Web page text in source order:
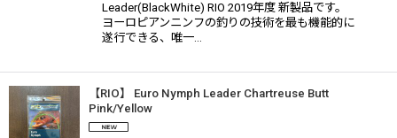
Leader(BlackWhite) RIO 2019年度 新製品です。
ヨーロピアンニンフの釣りの技術を最も機能的に
遂行できる、唯一…
【RIO】 Euro Nymph Leader Chartreuse Butt
Pink/Yellow